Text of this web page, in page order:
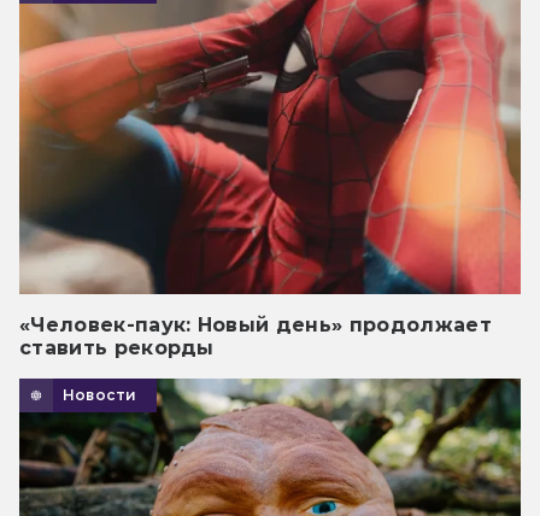
«Человек-паук: Новый день» продолжает
ставить рекорды
Новости